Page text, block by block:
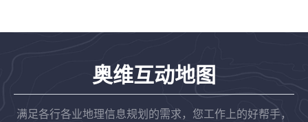
奥维互动地图
满足各行各业地理信息规划的需求，您工作上的好帮手，